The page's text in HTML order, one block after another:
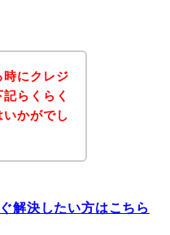
にクレジ
らくらく
かがでし
解決したい方はこちら